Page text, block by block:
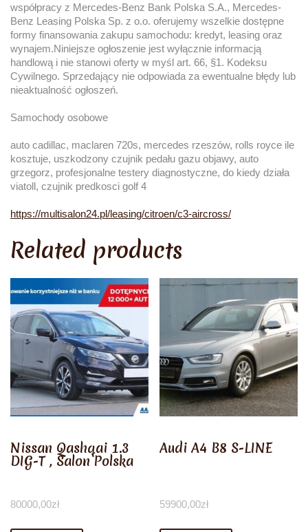
współpracy z Mercedes-Benz Bank Polska S.A., Mercedes-
Benz Leasing Polska Sp. z o.o. oferujemy wszelkie dostępne
formy finansowania zakupu samochodu: kredyt, leasing oraz
wynajem.Niniejsze ogłoszenie jest wyłącznie informacją
handlową i nie stanowi oferty w myśl art. 66, §1. Kodeksu
Cywilnego. Sprzedający nie odpowiada za ewentualne błędy lub
nieaktualność ogłoszeń.
Samochody osobowe
auto cadillac, maclaren 720s, mercedes rzeszów, rolls royce ile
kosztuje, uszkodzony czujnik pedału gazu objawy, auto
grzegorz, profesjonalne testery diagnostyczne, do kiedy działa
viatoll, czujnik predkosci golf 4
https://multisalon24.pl/leasing/citroen/c3-aircross/
Related products
Nissan Qashqai 1.3
DIG-T , Salon Polska
80000,00zł
Audi A4 B8 S-LINE
59900,00zł